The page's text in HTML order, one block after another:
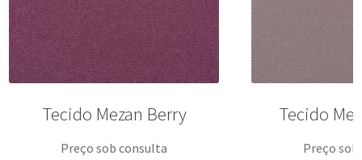
Tecido Mezan Berry
Preço sob consulta
Tecido
Preço